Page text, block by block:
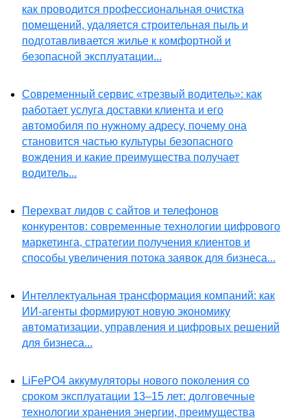
как проводится профессиональная очистка
помещений, удаляется строительная пыль и
подготавливается жилье к комфортной и
безопасной эксплуатации...
Современный сервис «трезвый водитель»: как
работает услуга доставки клиента и его
автомобиля по нужному адресу, почему она
становится частью культуры безопасного
вождения и какие преимущества получает
водитель...
Перехват лидов с сайтов и телефонов
конкурентов: современные технологии цифрового
маркетинга, стратегии получения клиентов и
способы увеличения потока заявок для бизнеса...
Интеллектуальная трансформация компаний: как
ИИ-агенты формируют новую экономику
автоматизации, управления и цифровых решений
для бизнеса...
LiFePO4 аккумуляторы нового поколения со
сроком эксплуатации 13–15 лет: долговечные
технологии хранения энергии, преимущества